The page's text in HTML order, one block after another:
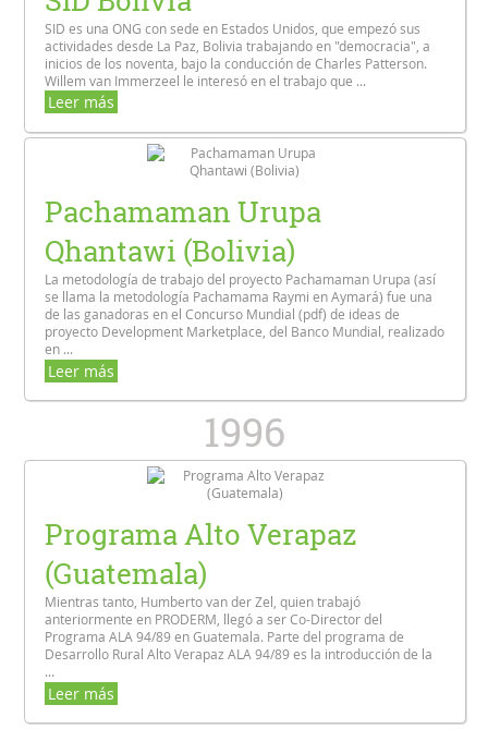
SID es una ONG con sede en Estados Unidos, que empezó sus
actividades desde La Paz, Bolivia trabajando en "democracia", a
inicios de los noventa, bajo la conducción de Charles Patterson.
Willem van Immerzeel le interesó en el trabajo que ...
Leer más
Pachamaman Urupa
Qhantawi (Bolivia)
La metodología de trabajo del proyecto Pachamaman Urupa (así
se llama la metodología Pachamama Raymi en Aymará) fue una
de las ganadoras en el Concurso Mundial (pdf) de ideas de
proyecto Development Marketplace, del Banco Mundial, realizado
en ...
Leer más
1996
Programa Alto Verapaz
(Guatemala)
Mientras tanto, Humberto van der Zel, quien trabajó
anteriormente en PRODERM, llegó a ser Co-Director del
Programa ALA 94/89 en Guatemala. Parte del programa de
Desarrollo Rural Alto Verapaz ALA 94/89 es la introducción de la
...
Leer más